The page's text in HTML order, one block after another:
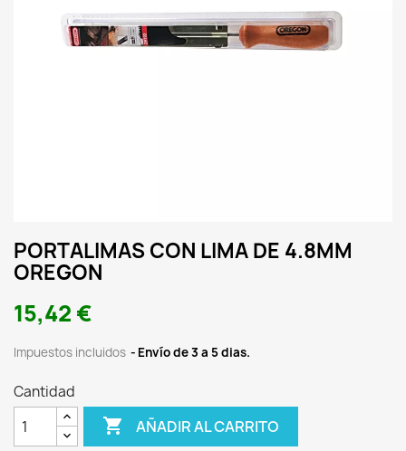
PORTALIMAS CON LIMA DE 4.8MM
OREGON
15,42 €
Impuestos incluidos Envío de 3 a 5 dias.
Cantidad
 AÑADIR AL CARRITO